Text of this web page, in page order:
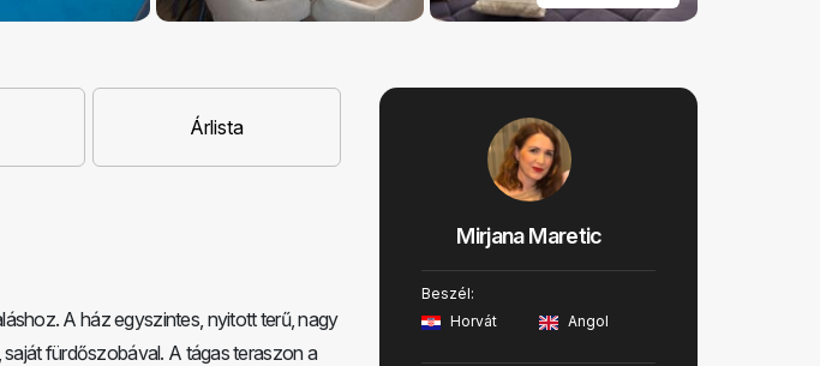
Árlista
A ház egyszintes, nyitott terű, nagy
fürdőszobával. A tágas teraszon a
Mirjana Maretic
Beszél:
Horvát
Angol